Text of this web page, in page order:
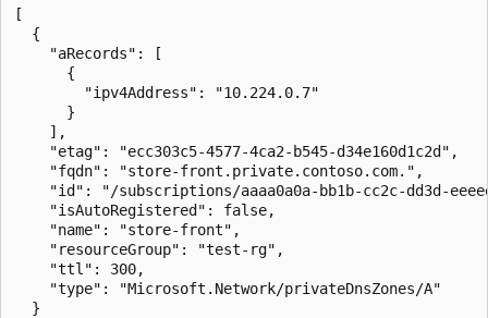
[
  {
    "aRecords": [
      {
        "ipv4Address": "10.224.0.7"
      }
    ],
    "etag": "ecc303c5-4577-4ca2-b545-d34e160d1c2d",
    "fqdn": "store-front.private.contoso.com.",
"id": "/subscriptions/aaaa0a0a-bb1b-cc2c-dd3d-
    "isAutoRegistered": false,
    "name": "store-front",
    "resourceGroup": "test-rg",
    "ttl": 300,
    "type": "Microsoft.Network/privateDnsZones/A"
  }